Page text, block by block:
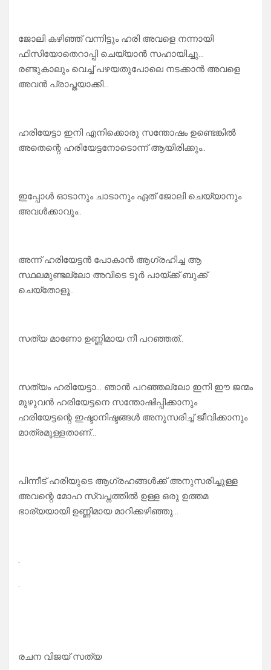
ജോലി കഴിഞ്ഞ് വന്നിട്ടും ഹരി അവളെ നന്നായി
ഫിസിയോതെറാപ്പി ചെയ്യാൻ സഹായിച്ചു…
രണ്ടുകാലും വെച്ച് പഴയതുപോലെ നടക്കാൻ അവളെ
അവൻ പ്രാപ്തയാക്കി…
ഹരിയേട്ടാ ഇനി എനിക്കൊരു സന്തോഷം ഉണ്ടെങ്കിൽ
അതെന്റെ ഹരിയേട്ടനോടൊന്ന് ആയിരിക്കും..
ഇപ്പോൾ ഓടാനും ചാടാനും ഏത് ജോലി ചെയ്യാനും
അവൾക്കാവും..
അന്ന് ഹരിയേട്ടൻ പോകാൻ ആഗ്രഹിച്ച ആ
സ്ഥലമുണ്ടല്ലോ അവിടെ ടൂർ പായ്ക്ക് ബുക്ക്
ചെയ്തോളൂ..
സത്യ മാണോ ഉണ്ണിമായ നീ പറഞ്ഞത്..
സത്യം ഹരിയേട്ടാ… ഞാൻ പറഞ്ഞല്ലോ ഇനി ഈ ജന്മം
മുഴുവൻ ഹരിയേട്ടനെ സന്തോഷിപ്പിക്കാനും
ഹരിയേട്ടന്റെ ഇഷ്ടാനിഷ്ടങ്ങൾ അനുസരിച്ച് ജീവിക്കാനും
മാത്രമുള്ളതാണ്…
പിന്നീട് ഹരിയുടെ ആഗ്രഹങ്ങൾക്ക് അനുസരിച്ചുള്ള
അവന്റെ മോഹ സ്വപ്നത്തിൽ ഉള്ള ഒരു ഉത്തമ
ഭാര്യയായി ഉണ്ണിമായ മാറിക്കഴിഞ്ഞു…
.
.
രചന വിജയ് സത്യ